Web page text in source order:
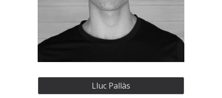
Lluc Pallàs